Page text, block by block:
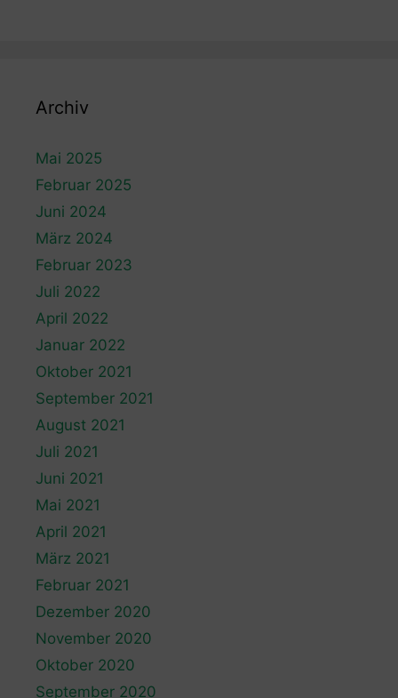
Archiv
Mai 2025
Februar 2025
Juni 2024
März 2024
Februar 2023
Juli 2022
April 2022
Januar 2022
Oktober 2021
September 2021
August 2021
Juli 2021
Juni 2021
Mai 2021
April 2021
März 2021
Februar 2021
Dezember 2020
November 2020
Oktober 2020
September 2020